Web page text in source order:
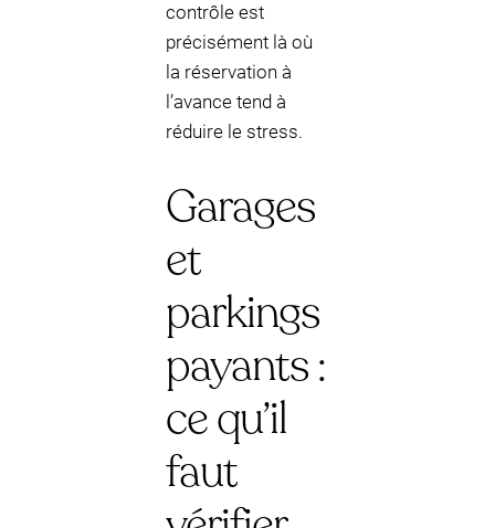
contrôle est
précisément là où
la réservation à
l’avance tend à
réduire le stress.
Garages
et
parkings
payants :
ce qu’il
faut